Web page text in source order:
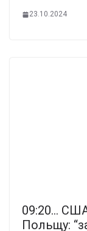
23.10.2024
09:20…
Пoльщy: